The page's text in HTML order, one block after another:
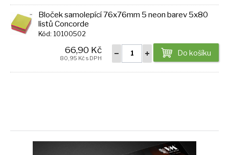
Bloček samolepící 76x76mm 5 neon barev 5x80
listů Concorde
Kód: 10100502
Do košíku
66,90 Kč
80,95 Kč s DPH